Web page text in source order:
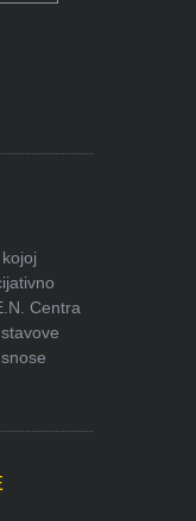
Centra